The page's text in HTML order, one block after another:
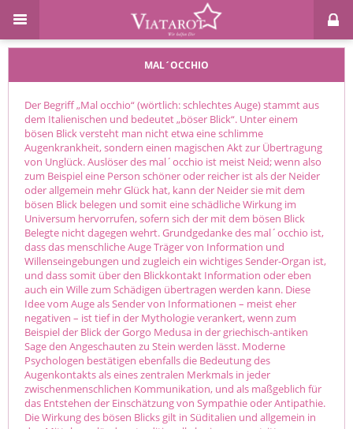
MAL´OCCHIO
Der Begriff „Mal occhio“ (wörtlich: schlechtes Auge) stammt aus
dem Italienischen und bedeutet „böser Blick“. Unter einem
bösen Blick versteht man nicht etwa eine schlimme
Augenkrankheit, sondern einen magischen Akt zur Übertragung
von Unglück. Auslöser des mal´occhio ist meist Neid; wenn also
zum Beispiel eine Person schöner oder reicher ist als der Neider
oder allgemein mehr Glück hat, kann der Neider sie mit dem
bösen Blick belegen und somit eine schädliche Wirkung im
Universum hervorrufen, sofern sich der mit dem bösen Blick
Belegte nicht dagegen wehrt. Grundgedanke des mal´occhio ist,
dass das menschliche Auge Träger von Information und
Willenseingebungen und zugleich ein wichtiges Sender-Organ ist,
und dass somit über den Blickkontakt Information oder eben
auch ein Wille zum Schädigen übertragen werden kann. Diese
Idee vom Auge als Sender von Informationen – meist eher
negativen – ist tief in der Mythologie verankert, wenn zum
Beispiel der Blick der Gorgo Medusa in der griechisch-antiken
Sage den Angeschauten zu Stein werden lässt. Moderne
Psychologen bestätigen ebenfalls die Bedeutung des
Augenkontakts als eines zentralen Merkmals in jeder
zwischenmenschlichen Kommunikation, und als maßgeblich für
das Entstehen der Einschätzung von Sympathie oder Antipathie.
Die Wirkung des bösen Blicks gilt in Süditalien und allgemein in